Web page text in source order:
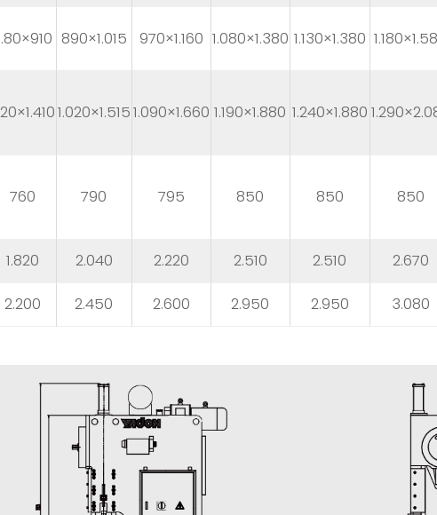
890×1.015 970×1.160 1.080×1.380 1.130×1.380
1.020×1.5151.090×1.660 1.190×1.880 1.240×1.880
760 790 795 850 850 850
1.820 2.040 2.220 2.510 2.510 2.670
2.200 2.450 2.600 2.950 2.950 3.080